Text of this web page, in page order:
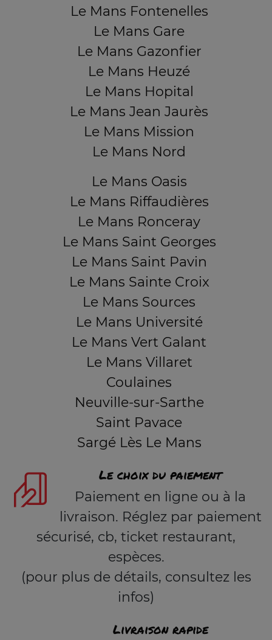
Le Mans Fontenelles
Le Mans Gare
Le Mans Gazonfier
Le Mans Heuzé
Le Mans Hopital
Le Mans Jean Jaurès
Le Mans Mission
Le Mans Nord
Le Mans Oasis
Le Mans Riffaudières
Le Mans Ronceray
Le Mans Saint Georges
Le Mans Saint Pavin
Le Mans Sainte Croix
Le Mans Sources
Le Mans Université
Le Mans Vert Galant
Le Mans Villaret
Coulaines
Neuville-sur-Sarthe
Saint Pavace
Sargé Lès Le Mans
Le choix du paiement
Paiement en ligne ou à la
livraison. Réglez par paiement
sécurisé, cb, ticket restaurant,
espèces.
(pour plus de détails, consultez les
infos)
Livraison rapide